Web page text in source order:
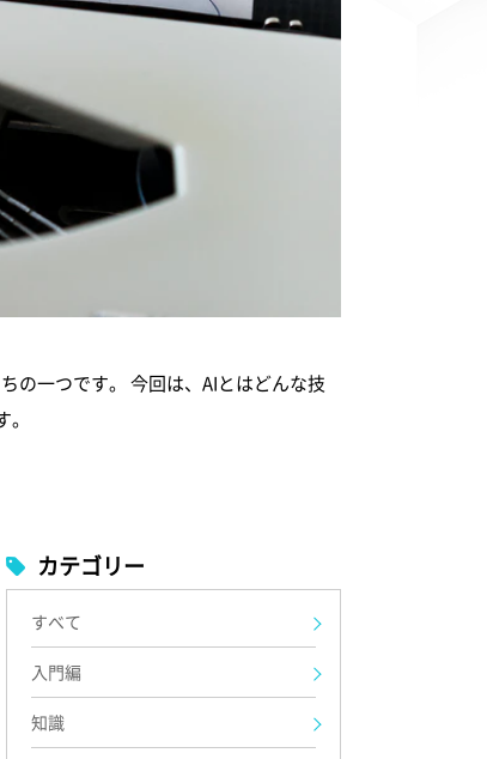
の一つです。 今回は、AIとはどんな技
カテゴリー
すべて
入門編
知識